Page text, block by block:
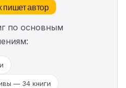
автор
по основным
— 34 книги